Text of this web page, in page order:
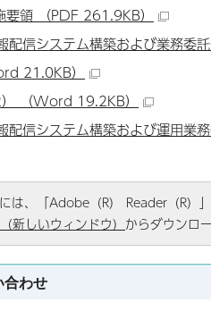
領 （PDF 261.9KB）
配信システム構築および業務委
21.0KB）
（Word 19.2KB）
配信システム構築および運用業
は、「Adobe（R） Reader（R）
新しいウィンドウ） からダウンロ
合わせ